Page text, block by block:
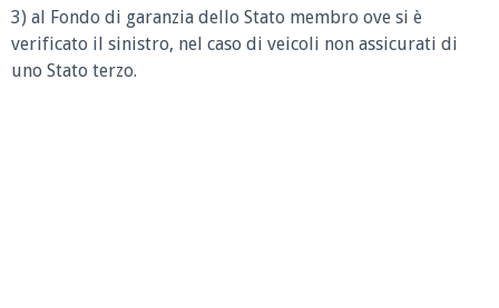
3) al Fondo di garanzia dello Stato membro ove si è
verificato il sinistro, nel caso di veicoli non assicurati di
uno Stato terzo.